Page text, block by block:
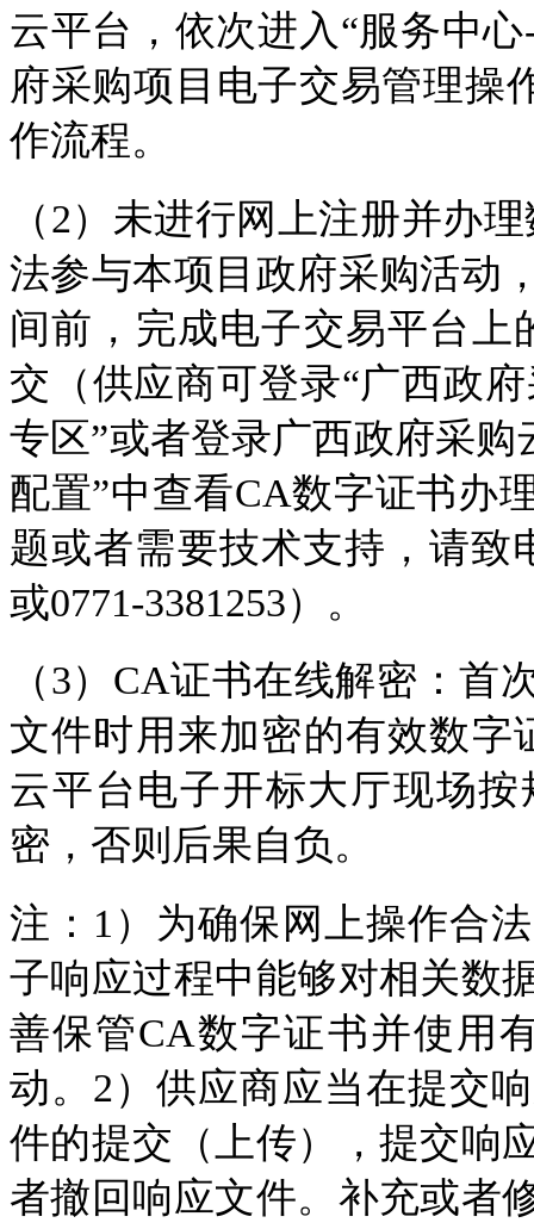
云平台，依次进入“服务中
府采购项目电子交易管理操
作流程。
（2）未进行网上注册并办
法参与本项目政府采购活动
间前，完成电子交易平台
交（供应商可登录“广西政
专区”或者登录广西政府采
配置”中查看CA数字证书办
题或者需要技术支持，请致
或0771-3381253）。
（3）CA证书在线解密：首
文件时用来加密的有效数字
云平台电子开标大厅现场
密，否则后果自负。
注：1）为确保网上操作合
子响应过程中能够对相关数
善保管CA数字证书并使用
动。2）供应商应当在提交
件的提交（上传），提交响
者撤回响应文件。补充或者